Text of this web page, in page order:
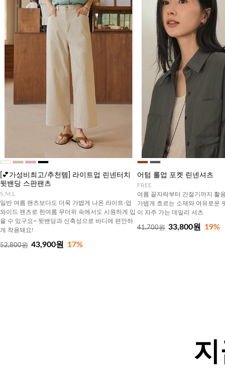
[💕가성비최고/추천템] 라이트업 린넨터치
뒷밴딩 스판팬츠
S,M,L
일반 여름 팬츠보다도 더욱 가볍게 나온 라이트-업
와이드 팬츠로 한여름 무더위 속에서도 시원하게 입
을 수 있구요~ 뒷밴딩과 신축성으로 바디에 편안하
게 착용돼요!
52,800원 43,900원 17%
어텀 롤업 포켓 린넨셔츠
FREE
여름 끝자락부터 간절기까지 활
가볍게 흐르는 소재와 여유로운
이 자주 가는 데일리 셔츠
41,700원 33,800원 19%